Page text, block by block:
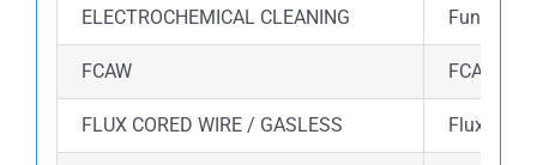
ELECTROCHEMICAL CLEANING Fungsi
FCAW FCAW
FLUX CORED WIRE / GASLESS Flux